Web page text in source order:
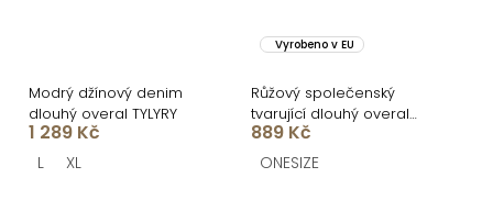
Modrý džínový denim
dlouhý overal TYLYRY
1 289 Kč
L XL
Vyrobeno v EU
Růžový společenský
tvarující dlouhý overal
TRISERA
889 Kč
ONESIZE